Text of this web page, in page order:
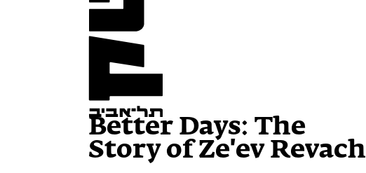
Better Days: The
Story of Ze'ev Revach